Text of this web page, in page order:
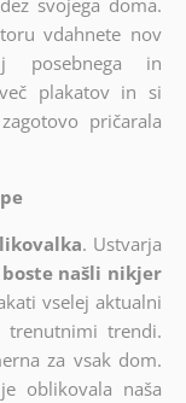
svojega doma.
vdahnete nov
posebnega in
plakatov in si
pričarala
. Ustvarja
našli nikjer
vselej aktualni
trendi.
za vsak dom.
oblikovala naša